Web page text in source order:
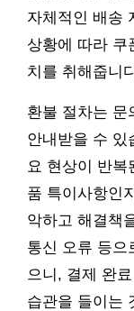
자체적인 배송
상황에 따라 쿠
치를 취해줍니
환불 절차는 문
안내받을 수 있
요 현상이 반복
품 특이사항인
악하고 해결책
통신 오류 등으
으니, 결제 완
습관을 들이는